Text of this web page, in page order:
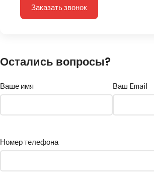
Заказать звонок
Остались вопросы?
Ваше имя Ваш Email
Номер телефона